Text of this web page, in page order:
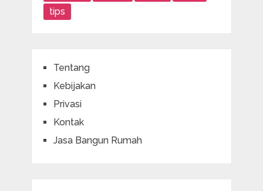
tips
Tentang
Kebijakan
Privasi
Kontak
Jasa Bangun Rumah